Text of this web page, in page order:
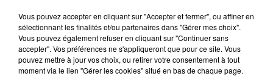
11h25
11h25 11h22
11h22
Vous pouvez accepter en cliquant sur "Accepter et fermer", ou affiner en
sélectionnant les finalités et/ou partenaires dans "Gérer mes choix".
Vous pouvez également refuser en cliquant sur "Continuer sans
accepter". Vos préférences ne s'appliqueront que pour ce site. Vous
pouvez mettre à jour vos choix, ou retirer votre consentement à tout
moment via le lien "Gérer les cookies" situé en bas de chaque page.